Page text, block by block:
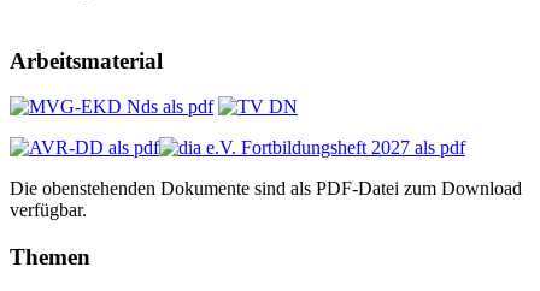
Arbeitsmaterial
Die obenstehenden Dokumente sind als PDF-Datei zum Download
verfügbar.
Themen